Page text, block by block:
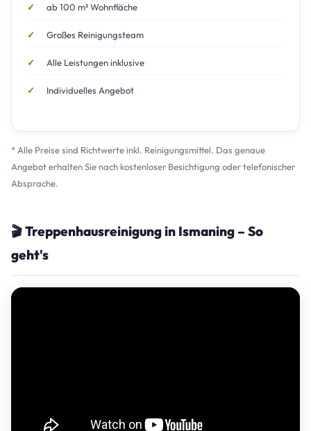
ab 100 m² Wohnfläche
Großes Reinigungsteam
Alle Leistungen inklusive
Individuelles Angebot
* Alle Preise sind Richtwerte inkl. Reinigungsmittel. Das genaue
Angebot erhalten Sie nach kostenloser Besichtigung oder telefonischer
Absprache.
🎬 Treppenhausreinigung in Ismaning – So
geht's